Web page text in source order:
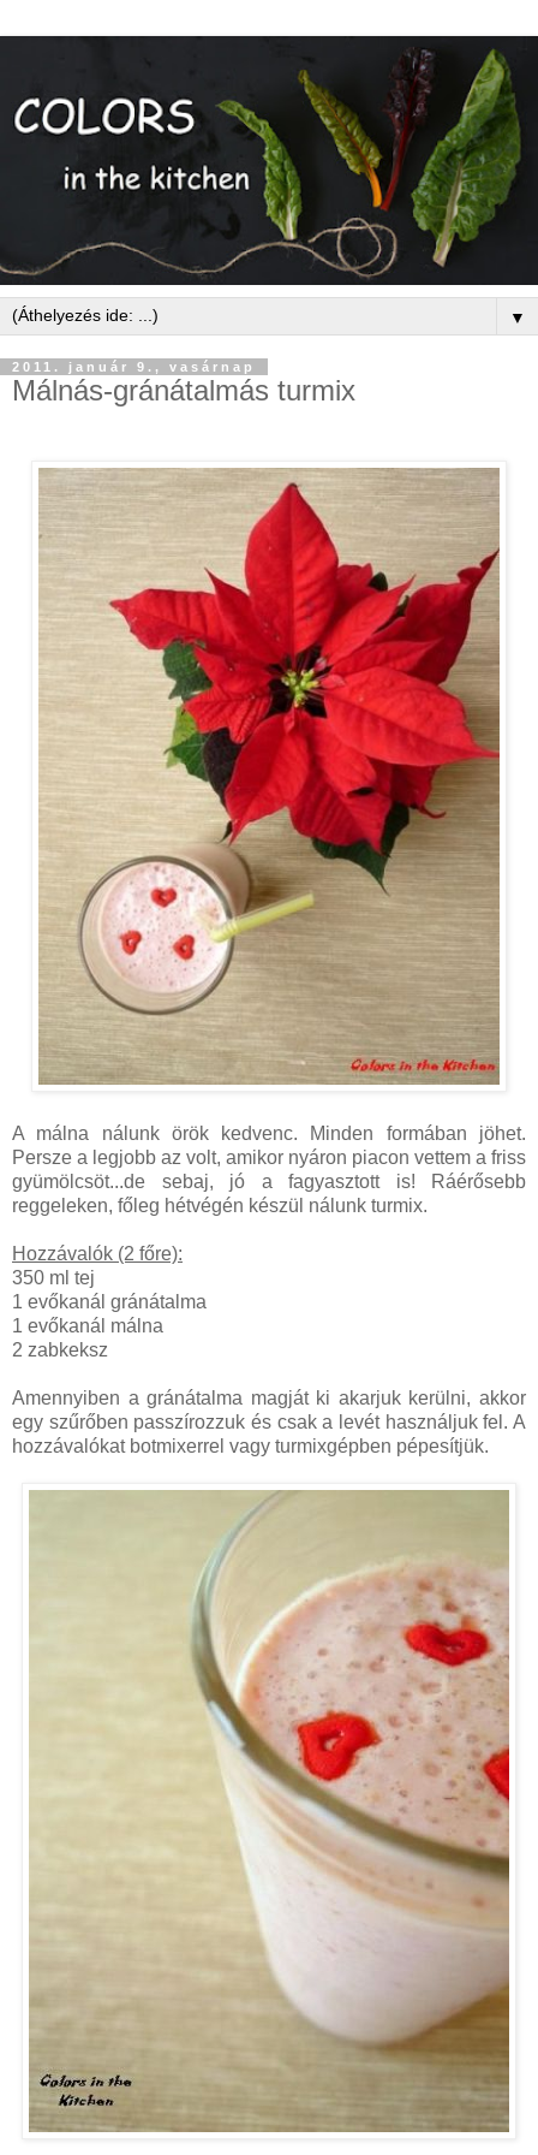
▼
2011. január 9., vasárnap
Málnás-gránátalmás turmix
A málna nálunk örök kedvenc. Minden formában jöhet.
Persze a legjobb az volt, amikor nyáron piacon vettem a friss
gyümölcsöt...de sebaj, jó a fagyasztott is! Ráérősebb
reggeleken, főleg hétvégén készül nálunk turmix.
Hozzávalók (2 főre):
350 ml tej
1 evőkanál gránátalma
1 evőkanál málna
2 zabkeksz
Amennyiben a gránátalma magját ki akarjuk kerülni, akkor
egy szűrőben passzírozzuk és csak a levét használjuk fel. A
hozzávalókat botmixerrel vagy turmixgépben pépesítjük.